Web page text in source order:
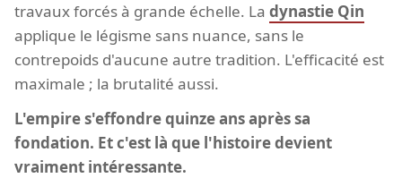
travaux forcés à grande échelle. La dynastie Qin
applique le légisme sans nuance, sans le
contrepoids d'aucune autre tradition. L'efficacité est
maximale ; la brutalité aussi.
L'empire s'effondre quinze ans après sa
fondation. Et c'est là que l'histoire devient
vraiment intéressante.